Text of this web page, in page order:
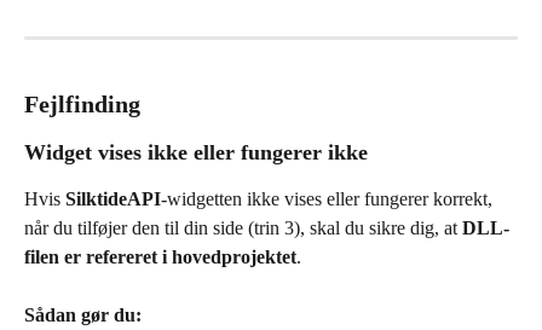
Fejlfinding
Widget vises ikke eller fungerer ikke
Hvis SilktideAPI-widgetten ikke vises eller fungerer korrekt,
når du tilføjer den til din side (trin 3), skal du sikre dig, at DLL-
filen er refereret i hovedprojektet.
Sådan gør du: